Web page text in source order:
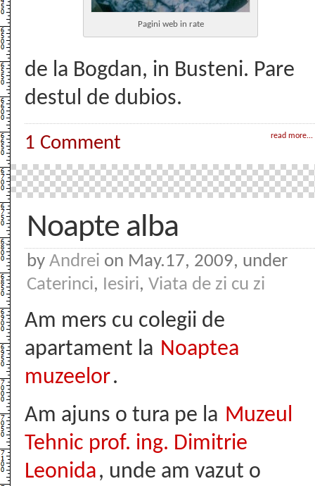
Pagini web in rate
de la Bogdan, in Busteni. Pare
destul de dubios.
read more...
1 Comment
Noapte alba
by Andrei on May.17, 2009, under
Caterinci, Iesiri, Viata de zi cu zi
Am mers cu colegii de
apartament la Noaptea
muzeelor.
Am ajuns o tura pe la Muzeul
Tehnic prof. ing. Dimitrie
Leonida, unde am vazut o